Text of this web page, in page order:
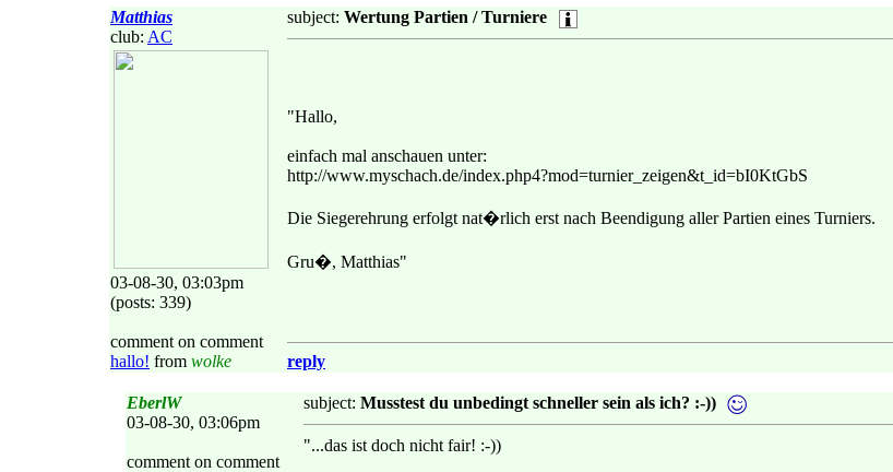
Matthias
club: AC
03-08-30, 03:03pm
(posts: 339)
comment on comment
hallo! from wolke
subject: Wertung Partien / Turniere
"Hallo,
einfach mal anschauen unter:
http://www.myschach.de/index.php4?mod=turnier_zeigen&t_id=bI0KtGbS
Die Siegerehrung erfolgt nat�rlich erst nach Beendigung aller Partien eines Turniers.
Gru�, Matthias"
reply
EberlW
03-08-30, 03:06pm
comment on comment
subject: Musstest du unbedingt schneller sein als ich? :-))
"...das ist doch nicht fair! :-))